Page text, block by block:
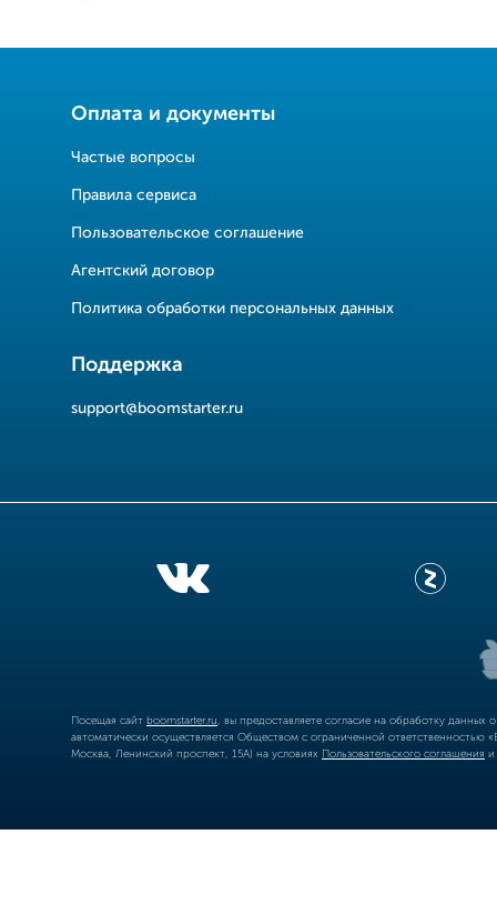
Оплата и документы
Частые вопросы
Правила сервиса
Пользовательское соглашение
Агентский договор
Политика обработки персональных данных
Поддержка
support@boomstarter.ru
Посещая сайт boomstarter.ru , вы предоставляете согласие на обработку
автоматически осуществляется Обществом с ограниченной
Москва, Ленинский проспект, 15А) на условиях Пользовательского соглашения и